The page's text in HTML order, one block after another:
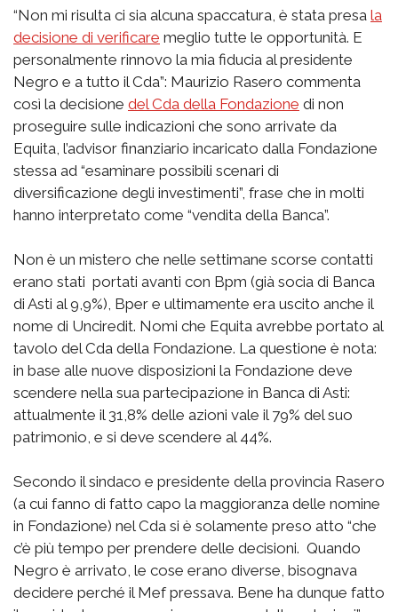
“Non mi risulta ci sia alcuna spaccatura, è stata presa la
decisione di verificare meglio tutte le opportunità. E
personalmente rinnovo la mia fiducia al presidente
Negro e a tutto il Cda”: Maurizio Rasero commenta
così la decisione del Cda della Fondazione di non
proseguire sulle indicazioni che sono arrivate da
Equita, l’advisor finanziario incaricato dalla Fondazione
stessa ad “esaminare possibili scenari di
diversificazione degli investimenti”, frase che in molti
hanno interpretato come “vendita della Banca”.
Non è un mistero che nelle settimane scorse contatti
erano stati portati avanti con Bpm (già socia di Banca
di Asti al 9,9%), Bper e ultimamente era uscito anche il
nome di Unciredit. Nomi che Equita avrebbe portato al
tavolo del Cda della Fondazione. La questione è nota:
in base alle nuove disposizioni la Fondazione deve
scendere nella sua partecipazione in Banca di Asti:
attualmente il 31,8% delle azioni vale il 79% del suo
patrimonio, e si deve scendere al 44%.
Secondo il sindaco e presidente della provincia Rasero
(a cui fanno di fatto capo la maggioranza delle nomine
in Fondazione) nel Cda si è solamente preso atto “che
c’è più tempo per prendere delle decisioni. Quando
Negro è arrivato, le cose erano diverse, bisognava
decidere perché il Mef pressava. Bene ha dunque fatto